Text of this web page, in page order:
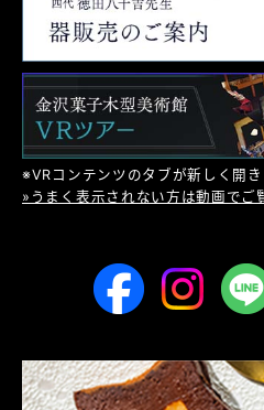
※VRコンテンツのタブが新しく開
»うまく表示されない方は動画でご